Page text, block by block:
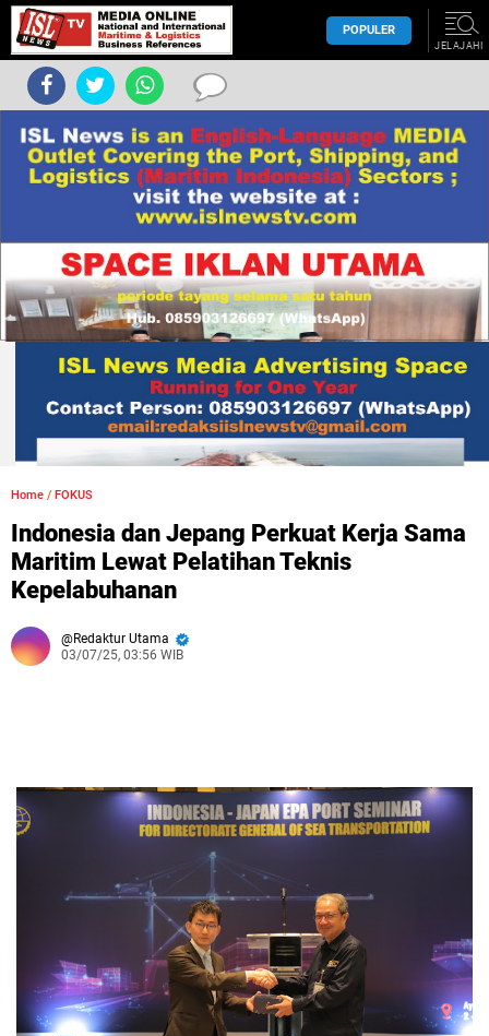
POPULER
JELAJAHI
Home / FOKUS
Indonesia dan Jepang Perkuat Kerja Sama
Maritim Lewat Pelatihan Teknis
Kepelabuhanan
Redaktur Utama
03/07/25, 03:56 WIB